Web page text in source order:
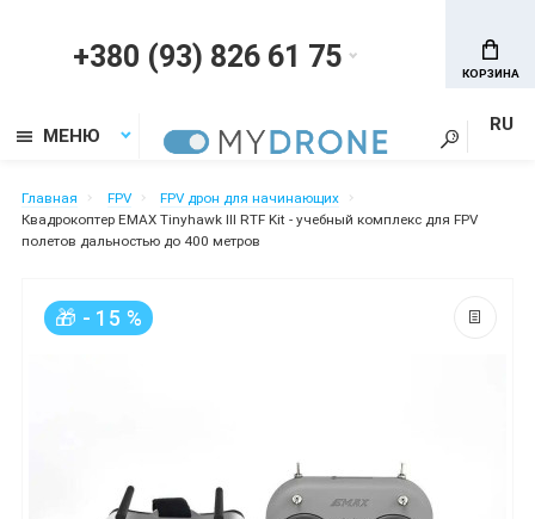
+380 (93) 826 61 75 КОРЗИНА
МЕНЮ
RU
Главная FPV
FPV дрон для начинающих
Квадрокоптер EMAX Tinyhawk III RTF Kit - учебный комплекс для FPV
полетов дальностью до 400 метров
🎁 - 15 %